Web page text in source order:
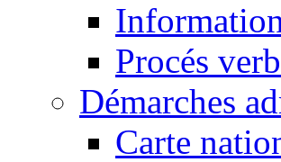
Procés
Démarches
Carte